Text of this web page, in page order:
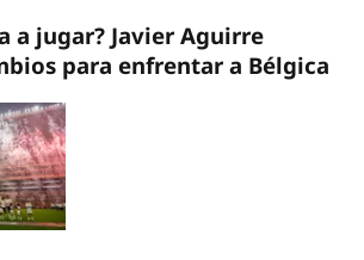
a jugar? Javier Aguirre
para enfrentar a Bélgica